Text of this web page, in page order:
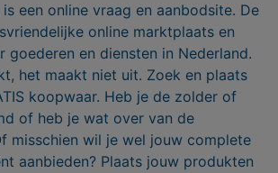
een online vraag en aanbodsite. De
online marktplaats en
goederen en diensten in Nederland.
het maakt niet uit. Zoek en plaats
koopwaar. Heb je de zolder of
of heb je wat over van de
misschien wil je wel jouw complete
aanbieden? Plaats jouw produkten